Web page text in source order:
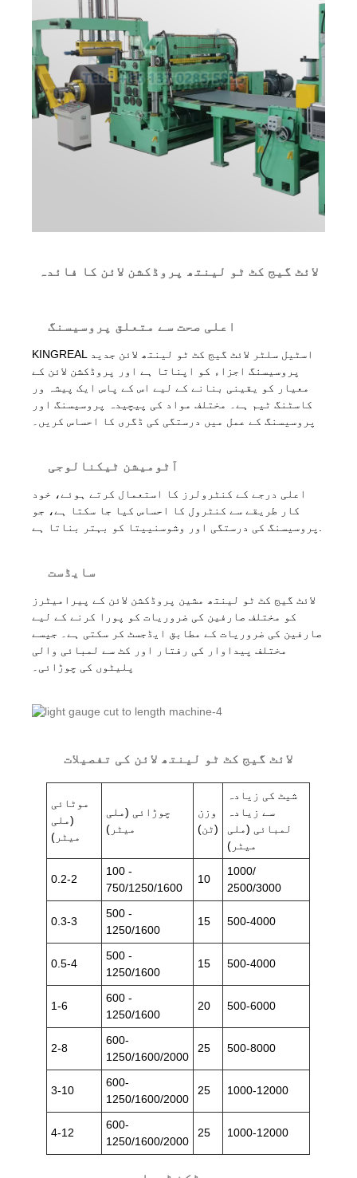
لائٹ گیج کٹ ٹو لینتھ پروڈکشن لائن کا فائدہ
اعلی صحت سے متعلق پروسیسنگ
KINGREAL اسٹیل سلٹر لائٹ گیج کٹ ٹو لینتھ لائن جدید
پروسیسنگ اجزاء کو اپناتا ہے اور پروڈکشن لائن کے
معیار کو یقینی بنانے کے لیے اس کے پاس ایک پیشہ ور
کاسٹنگ ٹیم ہے۔ مختلف مواد کی پیچیدہ پروسیسنگ اور
پروسیسنگ کے عمل میں درستگی کی ڈگری کا احساس کریں۔
آٹومیشن ٹیکنالوجی
اعلی درجے کے کنٹرولرز کا استعمال کرتے ہوئے، خود
کار طریقے سے کنٹرول کا احساس کیا جا سکتا ہے، جو
سایڈست
لائٹ گیج کٹ ٹو لینتھ مشین پروڈکشن لائن کے پیرامیٹرز
کو مختلف صارفین کی ضروریات کو پورا کرنے کے لیے
صارفین کی ضروریات کے مطابق ایڈجسٹ کر سکتی ہے۔ جیسے
مختلف پیداوار کی رفتار اور کٹ سے لمبائی والی
پلیٹوں کی چوڑائی۔
لائٹ گیج کٹ ٹو لینتھ لائن کی تفصیلات
موٹائی
(ملی
میٹر)
چوڑائی (ملی
میٹر)
وزن
(ٹن)
شیٹ کی زیادہ
سے زیادہ
لمبائی (ملی
میٹر)
0.2-2
100 -
750/1250/1600
10
1000/
2500/3000
0.3-3
500 -
1250/1600
15 500-4000
0.5-4
500 -
1250/1600
15 500-4000
1-6
600 -
1250/1600
20 500-6000
2-8
600-
1250/1600/2000
25 500-8000
3-10
600-
1250/1600/2000
25 1000-12000
4-12
600-
1250/1600/2000
25 1000-12000